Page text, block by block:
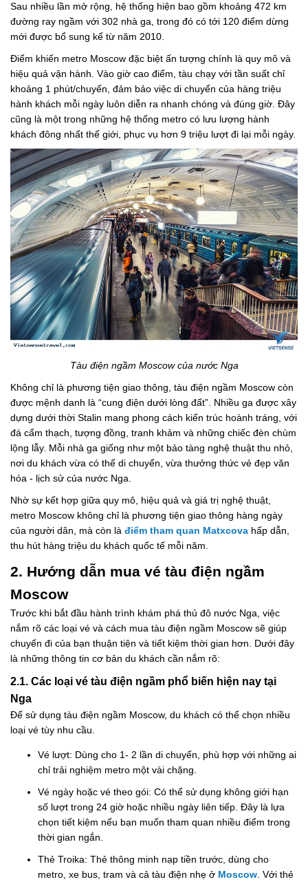
Sau nhiều lần mở rộng, hệ thống hiện bao gồm khoảng 472 km
đường ray ngầm với 302 nhà ga, trong đó có tới 120 điểm dừng
mới được bổ sung kể từ năm 2010.
Điểm khiến metro Moscow đặc biệt ấn tượng chính là quy mô và
hiệu quả vận hành. Vào giờ cao điểm, tàu chạy với tần suất chỉ
khoảng 1 phút/chuyến, đảm bảo việc di chuyển của hàng triệu
hành khách mỗi ngày luôn diễn ra nhanh chóng và đúng giờ. Đây
cũng là một trong những hệ thống metro có lưu lượng hành
khách đông nhất thế giới, phục vụ hơn 9 triệu lượt đi lại mỗi ngày.
Tàu điện ngầm Moscow của nước Nga
Không chỉ là phương tiện giao thông, tàu điện ngầm Moscow còn
được mệnh danh là “cung điện dưới lòng đất”. Nhiều ga được xây
dựng dưới thời Stalin mang phong cách kiến trúc hoành tráng, với
đá cẩm thạch, tượng đồng, tranh khảm và những chiếc đèn chùm
lộng lẫy. Mỗi nhà ga giống như một bảo tàng nghệ thuật thu nhỏ,
nơi du khách vừa có thể di chuyển, vừa thưởng thức vẻ đẹp văn
hóa - lịch sử của nước Nga.
Nhờ sự kết hợp giữa quy mô, hiệu quả và giá trị nghệ thuật,
metro Moscow không chỉ là phương tiện giao thông hàng ngày
của người dân, mà còn là điểm tham quan Matxcova hấp dẫn,
thu hút hàng triệu du khách quốc tế mỗi năm.
2. Hướng dẫn mua vé tàu điện ngầm
Moscow
Trước khi bắt đầu hành trình khám phá thủ đô nước Nga, việc
nắm rõ các loại vé và cách mua tàu điện ngầm Moscow sẽ giúp
chuyến đi của bạn thuận tiện và tiết kiệm thời gian hơn. Dưới đây
là những thông tin cơ bản du khách cần nắm rõ:
2.1. Các loại vé tàu điện ngầm phổ biến hiện nay tại
Nga
Để sử dụng tàu điện ngầm Moscow, du khách có thể chọn nhiều
loại vé tùy nhu cầu.
Vé lượt: Dùng cho 1- 2 lần di chuyển, phù hợp với những ai
chỉ trải nghiệm metro một vài chặng.
Vé ngày hoặc vé theo gói: Có thể sử dụng không giới hạn
số lượt trong 24 giờ hoặc nhiều ngày liên tiếp. Đây là lựa
chọn tiết kiệm nếu bạn muốn tham quan nhiều điểm trong
thời gian ngắn.
Thẻ Troika: Thẻ thông minh nạp tiền trước, dùng cho
metro, xe bus, tram và cả tàu điện nhẹ ở Moscow . Với thẻ